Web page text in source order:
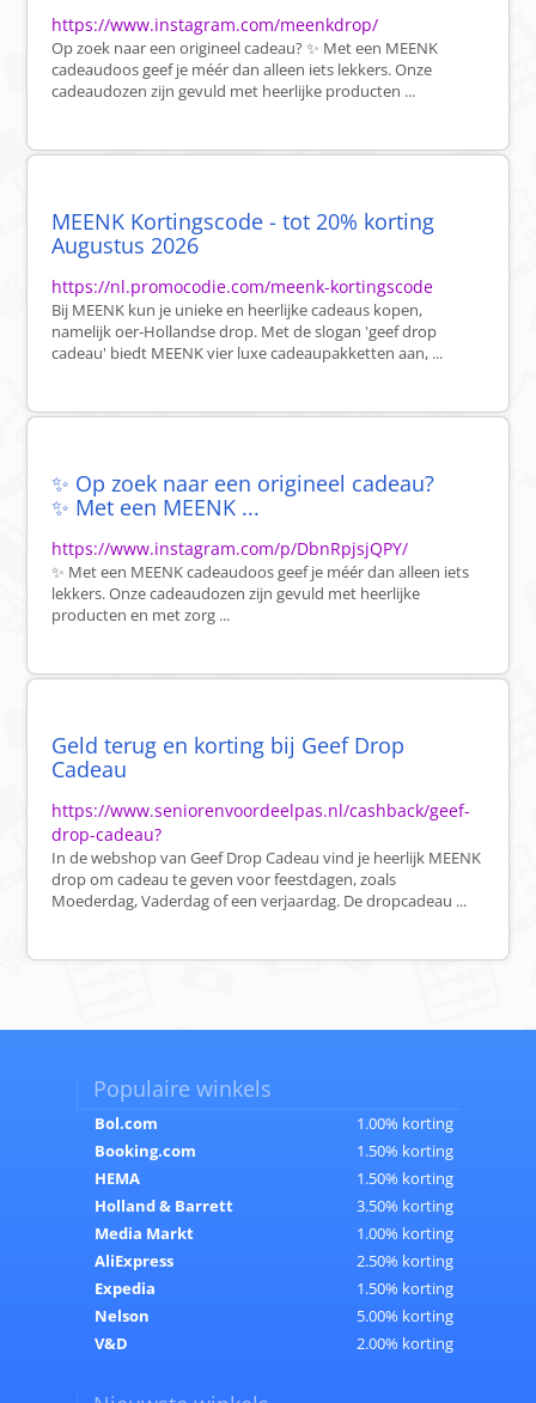
https://www.instagram.com/meenkdrop/
Op zoek naar een origineel cadeau? ✨ Met een MEENK
cadeaudoos geef je méér dan alleen iets lekkers. Onze
cadeaudozen zijn gevuld met heerlijke producten ...
MEENK Kortingscode - tot 20% korting
Augustus 2026
https://nl.promocodie.com/meenk-kortingscode
Bij MEENK kun je unieke en heerlijke cadeaus kopen,
namelijk oer-Hollandse drop. Met de slogan 'geef drop
cadeau' biedt MEENK vier luxe cadeaupakketten aan, ...
✨ Op zoek naar een origineel cadeau?
✨ Met een MEENK ...
https://www.instagram.com/p/DbnRpjsjQPY/
✨ Met een MEENK cadeaudoos geef je méér dan alleen iets
lekkers. Onze cadeaudozen zijn gevuld met heerlijke
producten en met zorg ...
Geld terug en korting bij Geef Drop
Cadeau
https://www.seniorenvoordeelpas.nl/cashback/geef-
drop-cadeau?
In de webshop van Geef Drop Cadeau vind je heerlijk MEENK
drop om cadeau te geven voor feestdagen, zoals
Moederdag, Vaderdag of een verjaardag. De dropcadeau ...
Populaire winkels
Bol.com
1.00% korting
Booking.com
1.50% korting
HEMA
1.50% korting
Holland & Barrett
3.50% korting
Media Markt
1.00% korting
AliExpress
2.50% korting
Expedia
1.50% korting
Nelson
5.00% korting
V&D
2.00% korting